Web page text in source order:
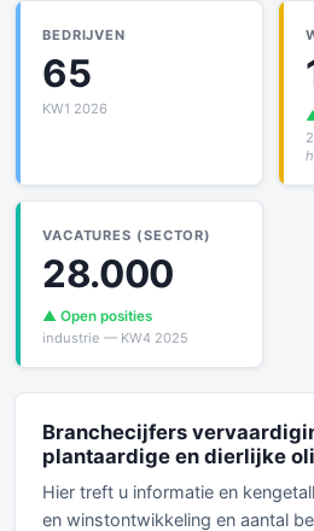
BEDRIJVEN
65
KW1 2026
VACATURES (SECTOR)
28.000
▲ Open posities
industrie — KW4 2025
Branchecijfers
plantaardige en dierlijke
Hier treft u informatie en
en winstontwikkeling en aantal